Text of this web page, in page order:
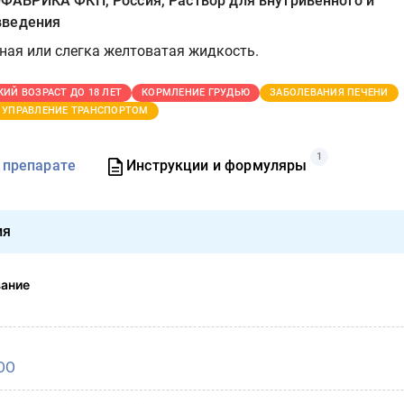
или слегка желтоватая жидкость.
ВОЗРАСТ ДО 18 ЛЕТ КОРМЛЕНИЕ ГРУДЬЮ
ЗАБОЛЕВАНИЯ ПЕЧЕНИ
УПРАВЛЕНИЕ ТРАНСПОРТОМ
Инструкции и формуляры
1